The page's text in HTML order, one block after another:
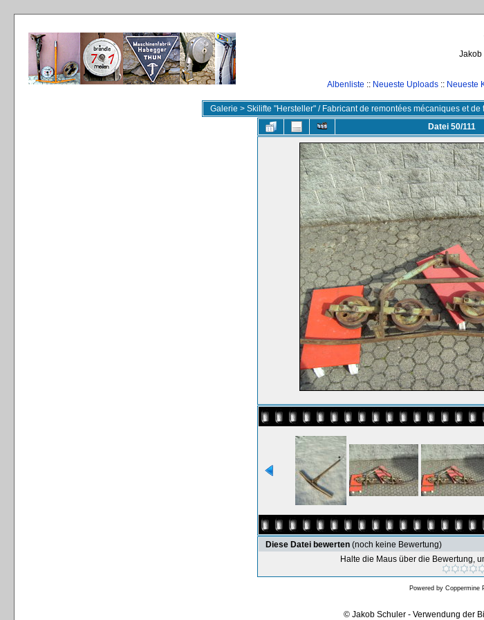
Jakob
Albenliste :: Neueste Uploads :: Neueste
Galerie > Skilifte "Hersteller" / Fabricant de remontées mécaniques et de
Datei 50/111
Diese Datei bewerten (noch keine Bewertung)
Halte die Maus über die Bewertung,
Powered by Coppermine
© Jakob Schuler - Verwendung der